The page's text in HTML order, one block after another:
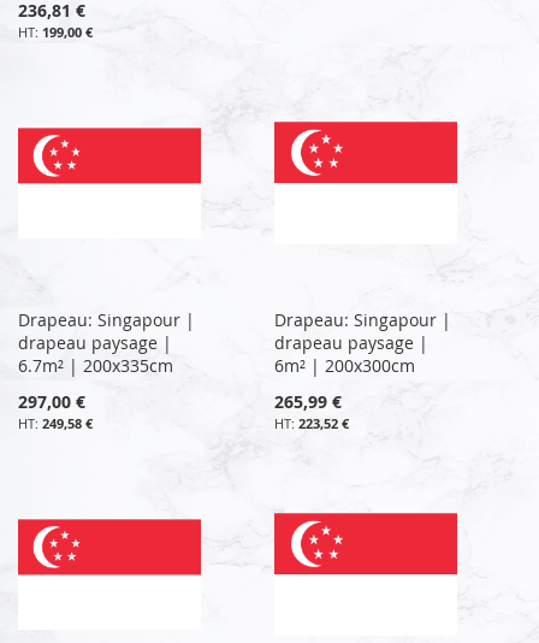
236,81 €
199,00 €
Drapeau: Singapour |
drapeau paysage |
6.7m² | 200x335cm
297,00 €
249,58 €
Drapeau: Singapour |
drapeau paysage |
6m² | 200x300cm
265,99 €
223,52 €